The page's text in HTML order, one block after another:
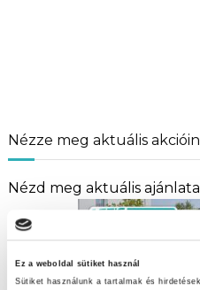
Ez a weboldal sütiket használ
Sütiket használunk a tartalmak és
Nézze meg aktuális
Nézd meg aktuális